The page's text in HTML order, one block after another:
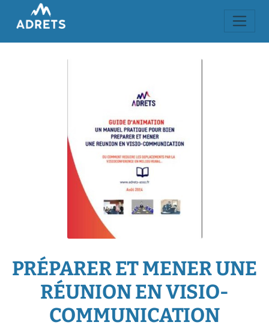
PRÉPARER ET MENER UNE
RÉUNION EN VISIO-
COMMUNICATION